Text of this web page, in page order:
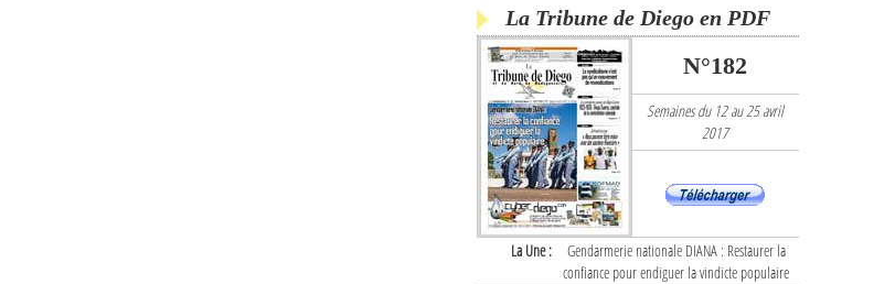
La Tribune de Diego en PDF
N°182
Semaines du 12 au 25 avril
2017
La Une :
Gendarmerie nationale DIANA : Restaurer la
confiance pour endiguer la vindicte populaire